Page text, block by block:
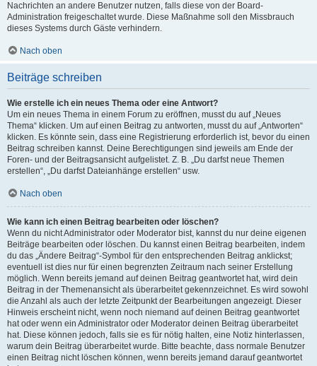
Nachrichten an andere Benutzer nutzen, falls diese von der Board-
Administration freigeschaltet wurde. Diese Maßnahme soll den Missbrauch
dieses Systems durch Gäste verhindern.
Nach oben
Beiträge schreiben
Wie erstelle ich ein neues Thema oder eine Antwort?
Um ein neues Thema in einem Forum zu eröffnen, musst du auf „Neues
Thema“ klicken. Um auf einen Beitrag zu antworten, musst du auf „Antworten“
klicken. Es könnte sein, dass eine Registrierung erforderlich ist, bevor du einen
Beitrag schreiben kannst. Deine Berechtigungen sind jeweils am Ende der
Foren- und der Beitragsansicht aufgelistet. Z. B. „Du darfst neue Themen
erstellen“, „Du darfst Dateianhänge erstellen“ usw.
Nach oben
Wie kann ich einen Beitrag bearbeiten oder löschen?
Wenn du nicht Administrator oder Moderator bist, kannst du nur deine eigenen
Beiträge bearbeiten oder löschen. Du kannst einen Beitrag bearbeiten, indem
du das „Ändere Beitrag“-Symbol für den entsprechenden Beitrag anklickst;
eventuell ist dies nur für einen begrenzten Zeitraum nach seiner Erstellung
möglich. Wenn bereits jemand auf deinen Beitrag geantwortet hat, wird dein
Beitrag in der Themenansicht als überarbeitet gekennzeichnet. Es wird sowohl
die Anzahl als auch der letzte Zeitpunkt der Bearbeitungen angezeigt. Dieser
Hinweis erscheint nicht, wenn noch niemand auf deinen Beitrag geantwortet
hat oder wenn ein Administrator oder Moderator deinen Beitrag überarbeitet
hat. Diese können jedoch, falls sie es für nötig halten, eine Notiz hinterlassen,
warum dein Beitrag überarbeitet wurde. Bitte beachte, dass normale Benutzer
einen Beitrag nicht löschen können, wenn bereits jemand darauf geantwortet